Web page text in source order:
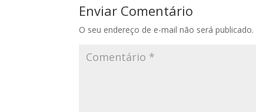
Enviar Comentário
O seu endereço de e-mail não será publicado.